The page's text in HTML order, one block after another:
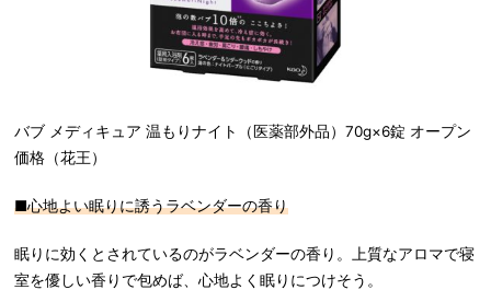
バブ メディキュア 温もりナイト（医薬部外品）70g×6錠 オープン
価格（花王）
■心地よい眠りに誘うラベンダーの香り
眠りに効くとされているのがラベンダーの香り。上質なアロマで寝
室を優しい香りで包めば、心地よく眠りにつけそう。